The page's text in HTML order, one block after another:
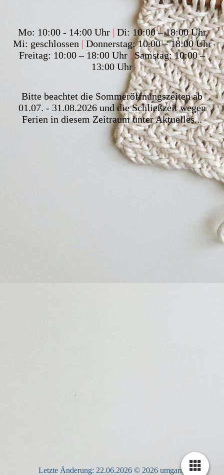
Mo: 10:00 - 14:00 Uhr | Di: 10:00 – 18:00 Uhr
Mi: geschlossen | Donnerstag: 10.00 – 18:00 Uhr
Freitag: 10:00 – 18:00 Uhr | Samstag: 10:00 –
13:00 Uhr
Bitte beachtet die Sommeröffnungszeiten ab
01.07. - 31.08.2026 und die Schließzeit wegen
Ferien in diesem Zeitraum unter Aktuelles...
Letzte Änderung: 22.06.2026 © 2026 umgarnt